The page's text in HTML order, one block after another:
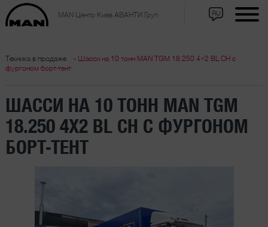
MAN Центр Киев АВАНТИ Груп RU
Техника в продаже
» Шасси на 10 тонн MAN TGM 18.250 4×2 BL CH с
фургоном борт-тент
ШАССИ НА 10 ТОНН MAN TGM
18.250 4X2 BL CH С ФУРГОНОМ
БОРТ-ТЕНТ